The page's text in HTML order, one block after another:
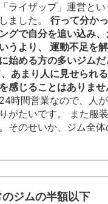
ライザップ」運営と
ました。 行って分か
グで自分を追い込み
うより、 運動不足を
始める方の多いジム
あまり人に見せられ
感じることはありませ
時間営業なので、人
がたいです。 また服
そのせいか、ジム全
ジムの半額以下